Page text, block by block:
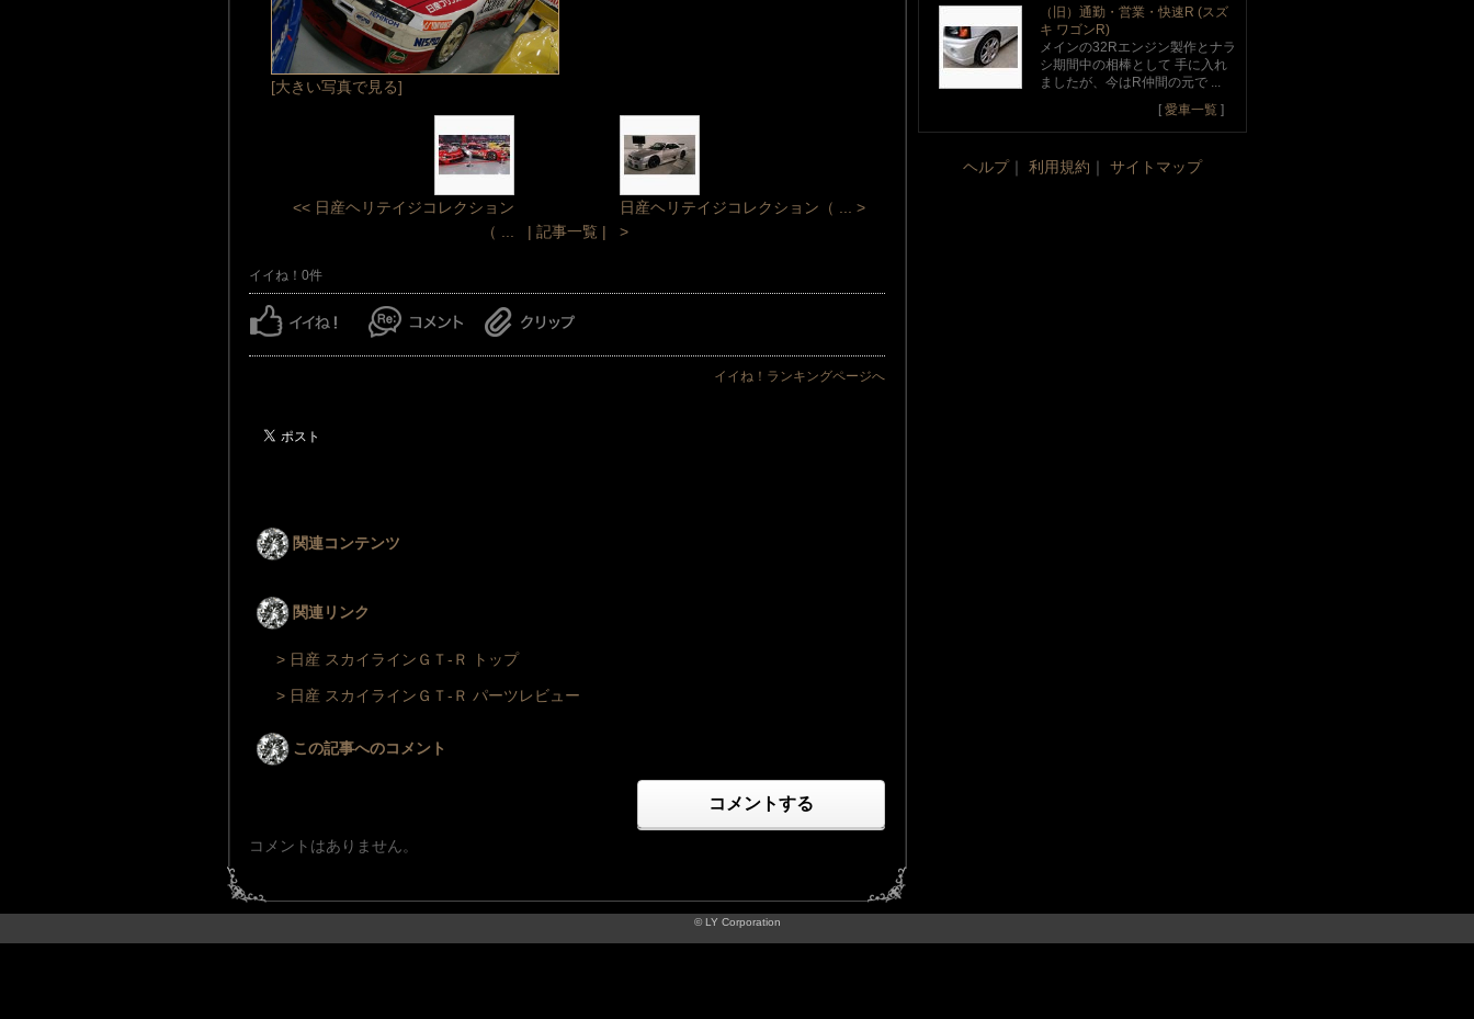
[大きい写真で見る]
<< 日産ヘリテイジコレクション
（ ...
| 記事一覧 |
日産ヘリテイジコレクション（ ... >
>
イイね！0件
イイね！ランキングページへ
関連コンテンツ
関連リンク
> 日産 スカイラインＧＴ‐Ｒ トップ
> 日産 スカイラインＧＴ‐Ｒ パーツレビュー
この記事へのコメント
コメントする
コメントはありません。
（旧）通勤・営業・快速R (スズ
キ ワゴンR)
メインの32Rエンジン製作とナラ
シ期間中の相棒として 手に入れ
ましたが、今はR仲間の元で ...
[ 愛車一覧 ]
ヘルプ｜ 利用規約 ｜ サイトマップ
© LY Corporation